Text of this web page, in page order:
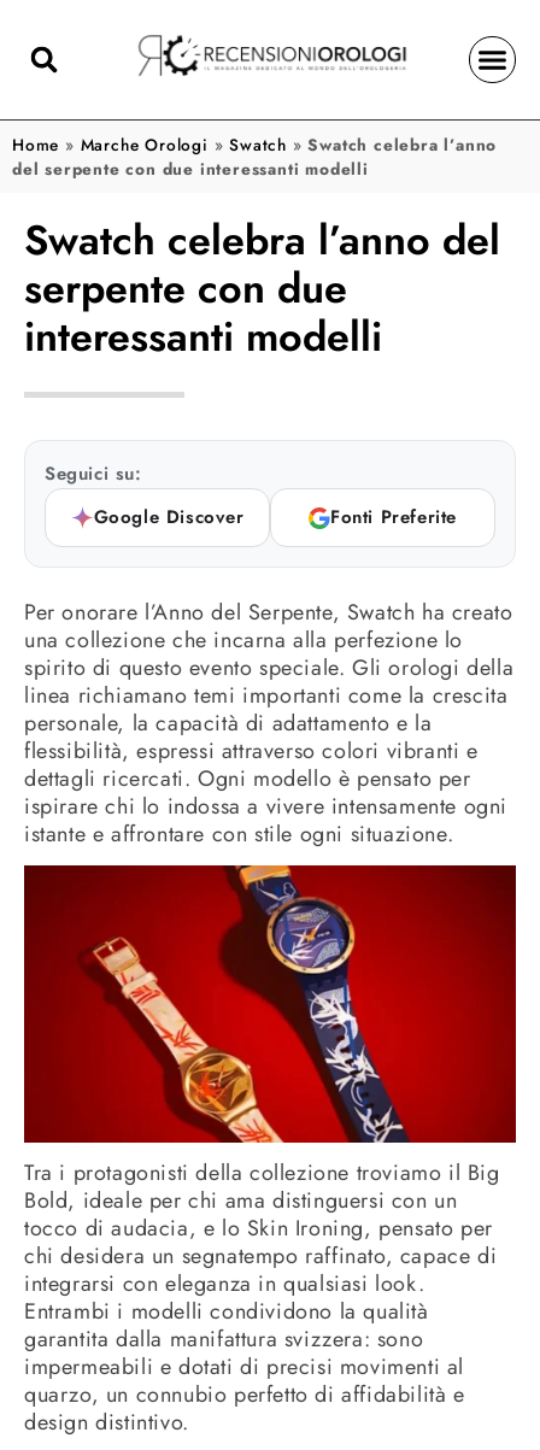
Home » Marche Orologi »Swatch »Swatch celebra l’anno
del serpente con due interessanti modelli
Swatch celebra l’anno del
serpente con due
interessanti modelli
Seguici su:
Google Discover
Fonti Preferite
Per onorare l’Anno del Serpente, Swatch ha creato
una collezione che incarna alla perfezione lo
spirito di questo evento speciale. Gli orologi della
linea richiamano temi importanti come la crescita
personale, la capacità di adattamento e la
flessibilità, espressi attraverso colori vibranti e
dettagli ricercati. Ogni modello è pensato per
ispirare chi lo indossa a vivere intensamente ogni
istante e affrontare con stile ogni situazione.
Tra i protagonisti della collezione troviamo il Big
Bold, ideale per chi ama distinguersi con un
tocco di audacia, e lo Skin Ironing, pensato per
chi desidera un segnatempo raffinato, capace di
integrarsi con eleganza in qualsiasi look.
Entrambi i modelli condividono la qualità
garantita dalla manifattura svizzera: sono
impermeabili e dotati di precisi movimenti al
quarzo, un connubio perfetto di affidabilità e
design distintivo.